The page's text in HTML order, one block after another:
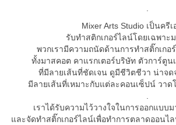
Mixer Arts Studio เป็นครี
รับทำสติกเกอร์ไลน์โดยเฉพาะ
พวกเรามีความถนัดด้านการทำสติ๊กเก
ทั้งมาสคอต คาแรกเตอร์บริษัท ตัวการ์ตู
ที่มีลายเส้นที่ชัดเจน ดูมีชีวิตชีวา น่าจด
มีลายเส้นที่เหมาะกับแต่ละคอนเซ็ปน์ วา
เราได้รับความไว้วางใจในการออกแบบ
และจัดทำสติ๊กเกอร์ไลน์เพื่อทำการตลาดออน